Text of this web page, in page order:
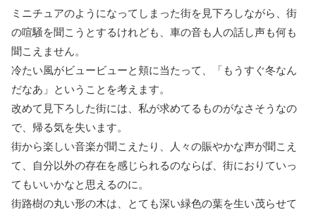
ミニチュアのようになってしまった街を見下ろしながら、街
の喧騒を聞こうとするけれども、車の音も人の話し声も何も
聞こえません。
冷たい風がビュービューと頬に当たって、「もうすぐ冬なん
だなあ」ということを考えます。
改めて見下ろした街には、私が求めてるものがなさそうなの
で、帰る気を失います。
街から楽しい音楽が聞こえたり、人々の賑やかな声が聞こえ
て、自分以外の存在を感じられるのならば、街におりていっ
てもいいかなと思えるのに。
街路樹の丸い形の木は、とても深い緑色の葉を生い茂らせて